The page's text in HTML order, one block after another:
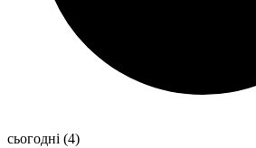
сьогодні (4)